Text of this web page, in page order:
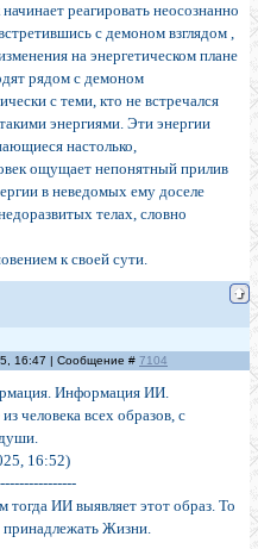
реагировать неосознанно
с демоном взглядом ,
на энергетическом плане
рядом с демоном
с теми, кто не встречался
энергиями. Эти энергии
настолько,
ощущает непонятный прилив
в неведомых ему доселе
телах, словно
к своей сути.
16:47 | Сообщение # 7104
Информация ИИ.
человека всех образов, с
16:52)
тогда ИИ выявляет этот образ. То
Жизни.